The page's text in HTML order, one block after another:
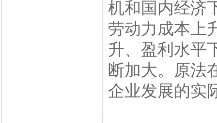
机和国内经济
劳动力成本上
升、盈利水平
断加大。原法
企业发展的实